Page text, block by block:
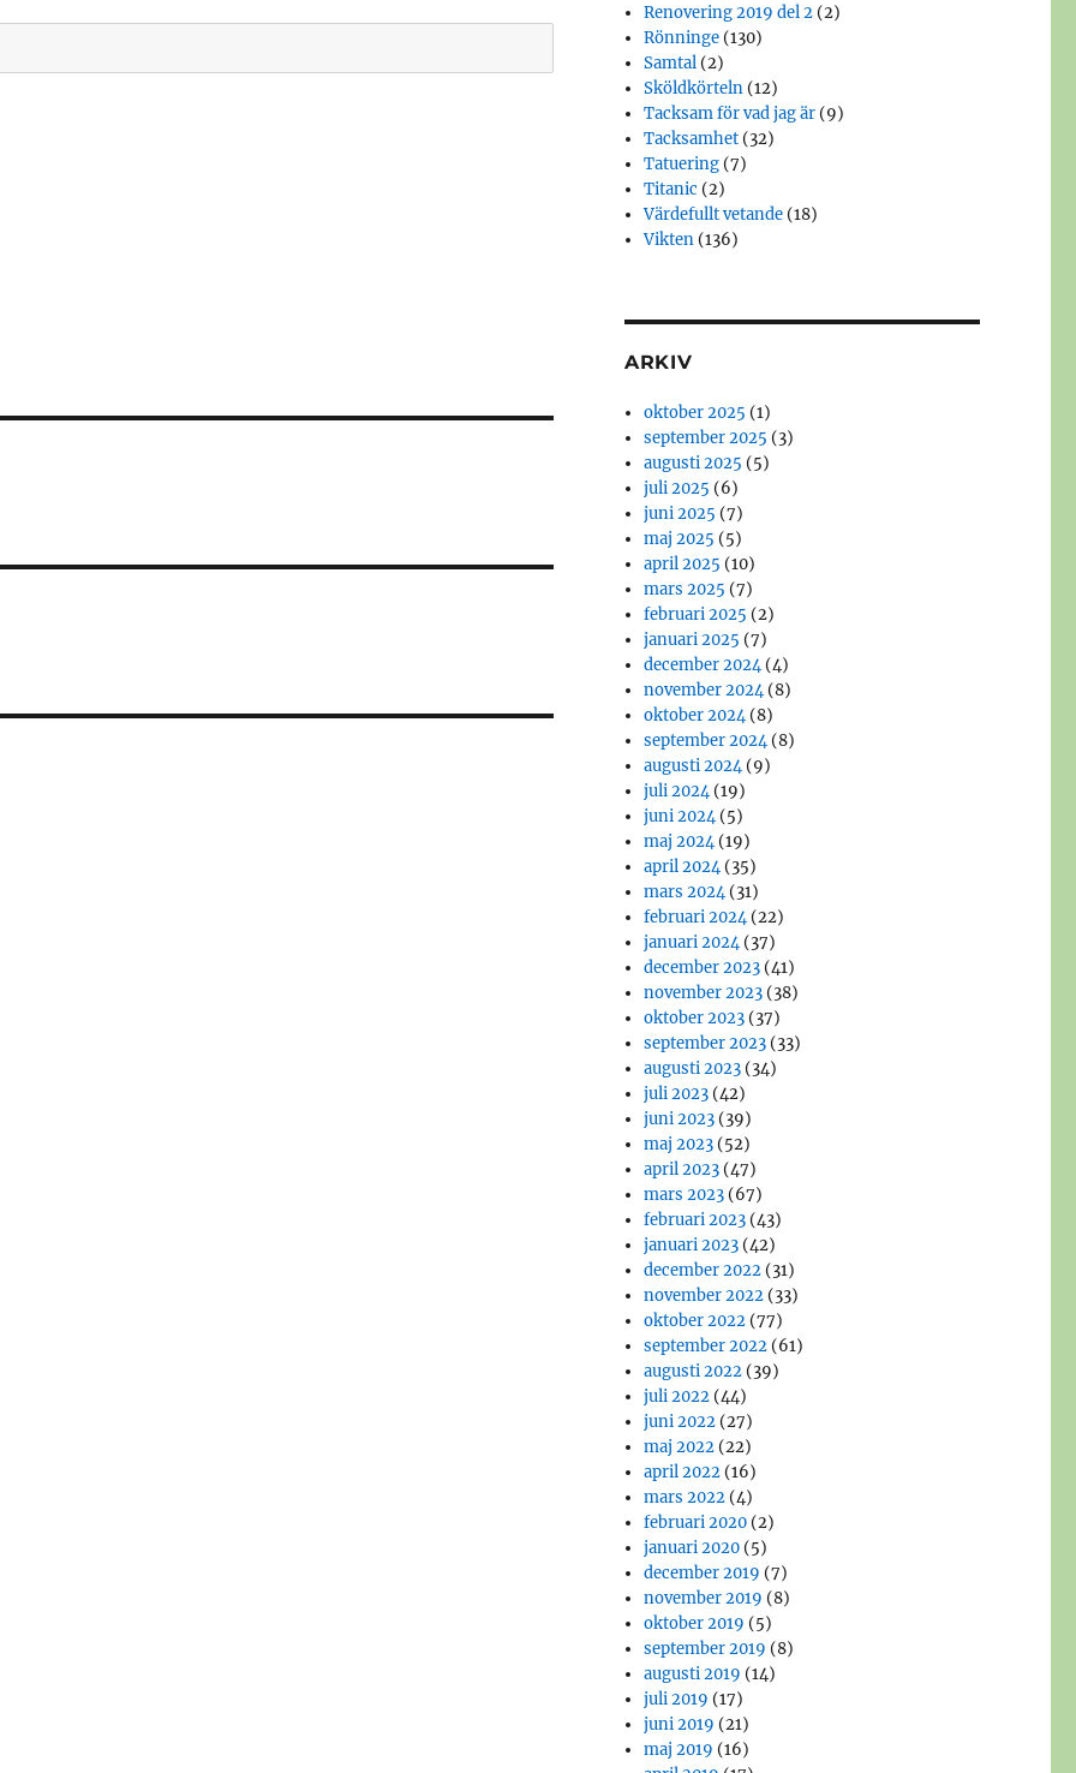
Renovering 2019 del 2 (2)
Rönninge (130)
Samtal (2)
Sköldkörteln (12)
Tacksam för vad jag är (9)
Tacksamhet (32)
Tatuering (7)
Titanic (2)
Värdefullt vetande (18)
Vikten (136)
ARKIV
oktober 2025 (1)
september 2025 (3)
augusti 2025 (5)
juli 2025 (6)
juni 2025 (7)
maj 2025 (5)
april 2025 (10)
mars 2025 (7)
februari 2025 (2)
januari 2025 (7)
december 2024(4)
november 2024(8)
oktober 2024(8)
september 2024(8)
augusti 2024(9)
juli 2024(19)
juni 2024(5)
maj 2024(19)
april 2024(35)
mars 2024(31)
februari 2024(22)
januari 2024(37)
december 2023 (41)
november 2023 (38)
oktober 2023 (37)
september 2023 (33)
augusti 2023 (34)
juli 2023 (42)
juni 2023 (39)
maj 2023 (52)
april 2023 (47)
mars 2023 (67)
februari 2023 (43)
januari 2023 (42)
december 2022 (31)
november 2022 (33)
oktober 2022 (77)
september 2022 (61)
augusti 2022 (39)
juli 2022 (44)
juni 2022 (27)
maj 2022 (22)
april 2022 (16)
mars 2022 (4)
februari 2020 (2)
januari 2020 (5)
december 2019 (7)
november 2019 (8)
oktober 2019 (5)
september 2019 (8)
augusti 2019 (14)
juli 2019 (17)
juni 2019 (21)
maj 2019 (16)